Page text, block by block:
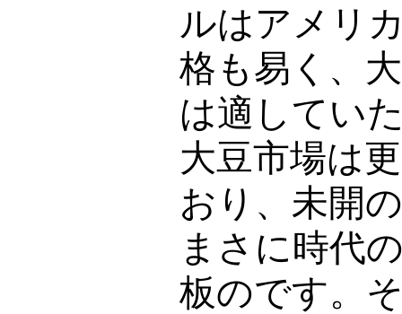
ルはアメリ
格も易く、
は適してい
大豆市場は
おり、未開
まさに時代
板のです。